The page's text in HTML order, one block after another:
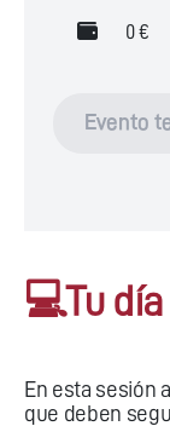
0 €
Evento
💻Tu
En esta sesión
que deben